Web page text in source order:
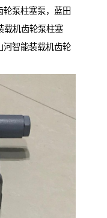
泵柱塞泵，蓝田
载机齿轮泵柱塞
河智能装载机齿轮